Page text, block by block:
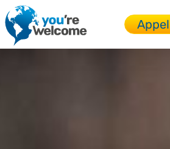
Appel
Adolescent